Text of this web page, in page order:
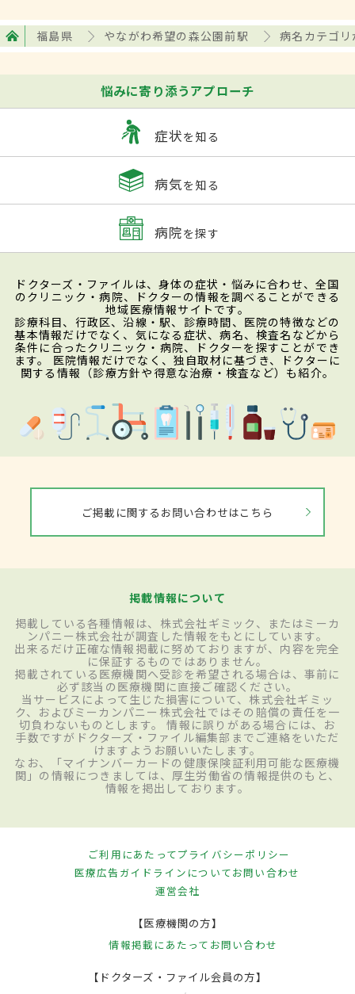
福島県 やながわ希望の森公園前駅 病名カテゴ
悩みに寄り添うアプローチ
症状を知る
病気を知る
病院を探す
ドクターズ・ファイルは、身体の症状・悩みに合わせ、全国
のクリニック・病院、ドクターの情報を調べることができる
地域医療情報サイトです。
診療科目、行政区、沿線・駅、診療時間、医院の特徴などの
基本情報だけでなく、気になる症状、病名、検査名などから
条件に合ったクリニック・病院、ドクターを探すことができ
ます。 医院情報だけでなく、独自取材に基づき、ドクターに
関する情報（診療方針や得意な治療・検査など）も紹介。
ご掲載に関するお問い合わせはこちら
掲載情報について
掲載している各種情報は、株式会社ギミック、またはミーカ
ンパニー株式会社が調査した情報をもとにしています。
出来るだけ正確な情報掲載に努めておりますが、内容を完全
に保証するものではありません。
掲載されている医療機関へ受診を希望される場合は、事前に
必ず該当の医療機関に直接ご確認ください。
当サービスによって生じた損害について、株式会社ギミッ
ク、およびミーカンパニー株式会社ではその賠償の責任を一
切負わないものとします。 情報に誤りがある場合には、お
手数ですがドクターズ・ファイル編集部までご連絡をいただ
けますようお願いいたします。
なお、「マイナンバーカードの健康保険証利用可能な医療機
関」の情報につきましては、厚生労働省の情報提供のもと、
情報を掲出しております。
ご利用にあたってプライバシーポリシー
医療広告ガイドラインについてお問い合わせ
運営会社
【医療機関の方】
情報掲載にあたって お問い合わせ
【ドクターズ・ファイル会員の方】